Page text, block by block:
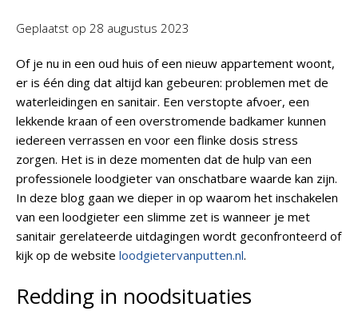
Geplaatst op 28 augustus 2023
Of je nu in een oud huis of een nieuw appartement woont,
er is één ding dat altijd kan gebeuren: problemen met de
waterleidingen en sanitair. Een verstopte afvoer, een
lekkende kraan of een overstromende badkamer kunnen
iedereen verrassen en voor een flinke dosis stress
zorgen. Het is in deze momenten dat de hulp van een
professionele loodgieter van onschatbare waarde kan zijn.
In deze blog gaan we dieper in op waarom het inschakelen
van een loodgieter een slimme zet is wanneer je met
sanitair gerelateerde uitdagingen wordt geconfronteerd of
kijk op de website loodgietervanputten.nl.
Redding in noodsituaties